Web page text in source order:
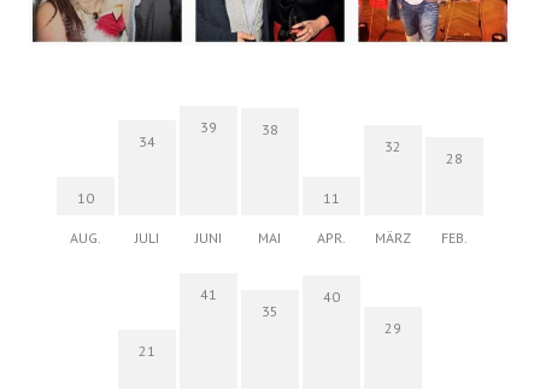
10
AUG.
34
JULI
39
JUNI
38
MAI
11
APR.
32
MÄRZ
28
FEB.
21
41
35
40
29